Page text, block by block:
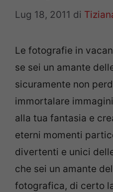
Lug 18, 2011 di
Le fotografie in
se sei un amante
sicuramente non
immortalare
alla tua fantasia e
eterni momenti
divertenti e unici
che sei un amante
fotografica, di certo